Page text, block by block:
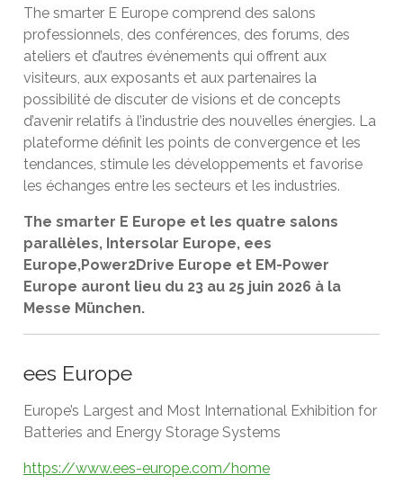
The smarter E Europe comprend des salons
professionnels, des conférences, des forums, des
ateliers et d’autres événements qui offrent aux
visiteurs, aux exposants et aux partenaires la
possibilité de discuter de visions et de concepts
d’avenir relatifs à l’industrie des nouvelles énergies. La
plateforme définit les points de convergence et les
tendances, stimule les développements et favorise
les échanges entre les secteurs et les industries.
The smarter E Europe et les quatre salons
parallèles, Intersolar Europe, ees
Europe,Power2Drive Europe et EM-Power
Europe auront lieu du 23 au 25 juin 2026 à la
Messe München.
ees Europe
Europe’s Largest and Most International Exhibition for
Batteries and Energy Storage Systems
https://www.ees-europe.com/home